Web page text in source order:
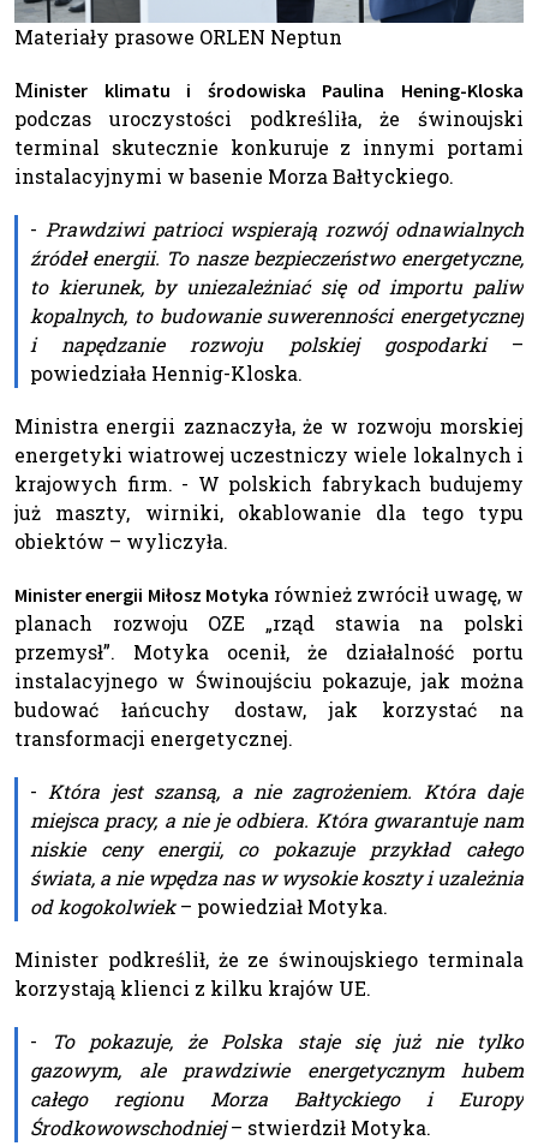
Materiały prasowe ORLEN Neptun
Minister klimatu i środowiska Paulina Hening-Kloska
podczas uroczystości podkreśliła, że świnoujski
terminal skutecznie konkuruje z innymi portami
instalacyjnymi w basenie Morza Bałtyckiego.
- Prawdziwi patrioci wspierają rozwój odnawialnych
źródeł energii. To nasze bezpieczeństwo energetyczne,
to kierunek, by uniezależniać się od importu paliw
kopalnych, to budowanie suwerenności energetycznej
i napędzanie rozwoju polskiej gospodarki–
powiedziała Hennig-Kloska.
Ministra energii zaznaczyła, że w rozwoju morskiej
energetyki wiatrowej uczestniczy wiele lokalnych i
krajowych firm. - W polskich fabrykach budujemy
już maszty, wirniki, okablowanie dla tego typu
obiektów – wyliczyła.
Minister energii Miłosz Motyka również zwrócił uwagę, w
planach rozwoju OZE „rząd stawia na polski
przemysł”. Motyka ocenił, że działalność portu
instalacyjnego w Świnoujściu pokazuje, jak można
budować łańcuchy dostaw, jak korzystać na
transformacji energetycznej.
- Która jest szansą, a nie zagrożeniem. Która daje
miejsca pracy, a nie je odbiera. Która gwarantuje nam
niskie ceny energii, co pokazuje przykład całego
świata, a nie wpędza nas w wysokie koszty i uzależnia
od kogokolwiek– powiedział Motyka.
Minister podkreślił, że ze świnoujskiego terminala
korzystają klienci z kilku krajów UE.
-
To pokazuje, że Polska staje się już nie tylko
gazowym, ale prawdziwie energetycznym hubem
całego regionu Morza Bałtyckiego i Europy
Środkowowschodniej– stwierdził Motyka.